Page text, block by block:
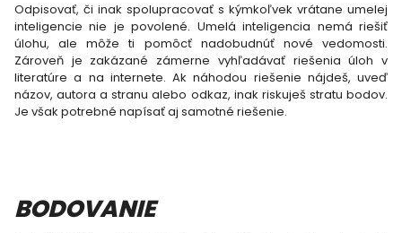
Odpisovať, či inak spolupracovať s kýmkoľvek vrátane umelej
inteligencie nie je povolené. Umelá inteligencia nemá riešiť
úlohu, ale môže ti pomôcť nadobudnúť nové vedomosti.
Zároveň je zakázané zámerne vyhľadávať riešenia úloh v
literatúre a na internete. Ak náhodou riešenie nájdeš, uveď
názov, autora a stranu alebo odkaz, inak riskuješ stratu bodov.
Je však potrebné napísať aj samotné riešenie.
BODOVANIE